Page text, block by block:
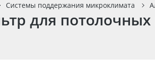
Системы поддержания микроклимата
для потолочных